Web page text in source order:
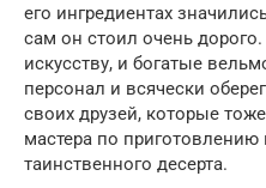
его ингредиентах
сам он стоил очень
искусству, и богатые
персонал и всячески
своих друзей, которые
мастера по приготовлению
таинственного десерта.